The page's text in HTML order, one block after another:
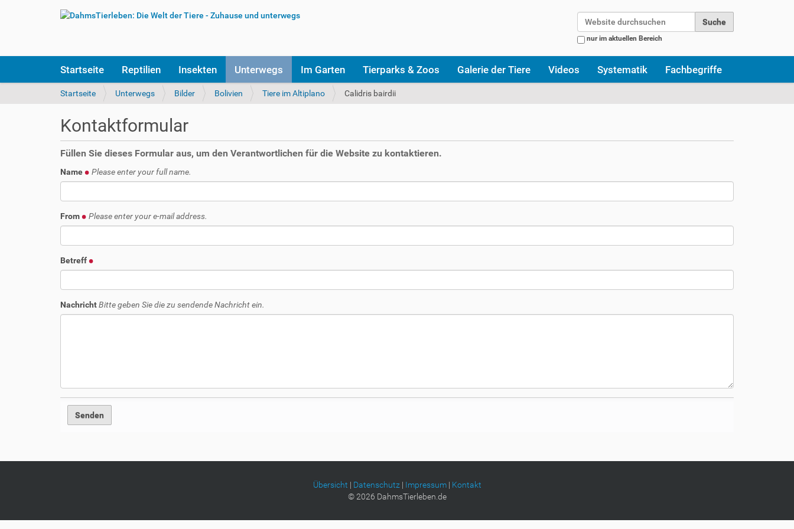
nur im aktuellen Bereich
k
Startseite Reptilien Insekten Unterwegs Im Garten Tierparks & Zoos Galerie der Tiere Videos Systematik Fachbegriffe
S
s
i
n
h
e
Startseite Unterwegs Bilder Bolivien Tiere im Altiplano Calidris bairdii
Kontaktformular
Füllen Sie dieses Formular aus, um den Verantwortlichen für die Website zu kontaktieren.
Name Please enter your full name.
From Please enter your e-mail address.
Betreff
NachrichtBitte geben Sie die zu sendende Nachricht ein.
Übersicht | Datenschutz | Impressum| Kontakt
©2026 DahmsTierleben.de